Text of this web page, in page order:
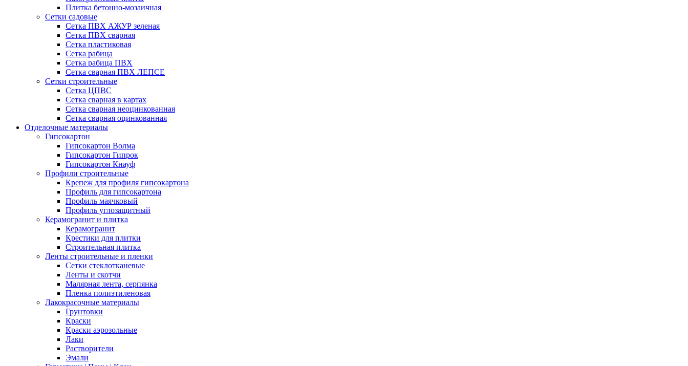
Плитка бетонно-мозаичная
Сетки садовые
Сетка ПВХ АЖУР зеленая
Сетка ПВХ сварная
Сетка пластиковая
Сетка рабица
Сетка рабица ПВХ
Сетка сварная ПВХ ЛЕПСЕ
Сетки строительные
Сетка ЦПВС
Сетка сварная в картах
Сетка сварная неоцинкованная
Сетка сварная оцинкованная
Отделочные материалы
Гипсокартон
Гипсокартон Волма
Гипсокартон Гипрок
Гипсокартон Кнауф
Профили строительные
Крепеж для профиля гипсокартона
Профиль для гипсокартона
Профиль маячковый
Профиль углозащитный
Керамогранит и плитка
Керамогранит
Крестики для плитки
Строительная плитка
Ленты строительные и пленки
Cетки стеклотканевые
Ленты и скотчи
Малярная лента, серпянка
Пленка полиэтиленовая
Лакокрасочные материалы
Грунтовки
Краски
Краски аэрозольные
Лаки
Растворители
Эмали